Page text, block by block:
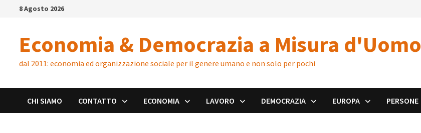
8 Agosto 2026
Economia & Democrazia a Misura d'Uomo
dal 2011: economia ed organizzazione sociale per il genere umano e non solo per pochi
CHI SIAMO CONTATTO ECONOMIA LAVORO DEMOCRAZIA EUROPA PERSONE